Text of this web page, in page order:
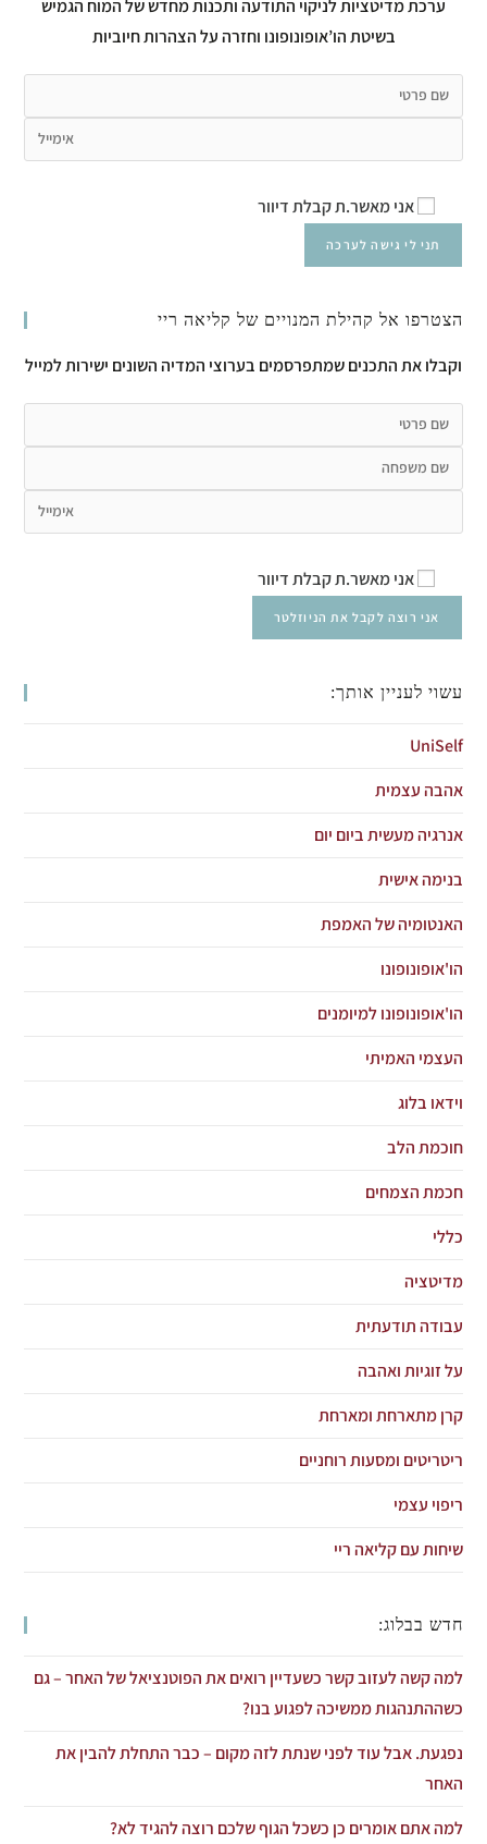
ערכת מדיטציות לניקוי התודעה ותכנות מחדש של המוח הגמיש
בשיטת הו’אופונופונו וחזרה על הצהרות חיוביות
אני מאשר.ת קבלת דיוור
הצטרפו אל קהילת המנויים של קליאה ריי
וקבלו את התכנים שמתפרסמים בערוצי המדיה השונים ישירות למייל
אני מאשר.ת קבלת דיוור
עשוי לעניין אותך:
UniSelf
אהבה עצמית
אנרגיה מעשית ביום יום
בנימה אישית
האנטומיה של האמפת
הו'אופונופונו
הו'אופונופונו למיומנים
העצמי האמיתי
וידאו בלוג
חוכמת הלב
חכמת הצמחים
כללי
מדיטציה
עבודה תודעתית
על זוגיות ואהבה
קרן מתארחת ומארחת
ריטריטים ומסעות רוחניים
ריפוי עצמי
שיחות עם קליאה ריי
חדש בבלוג:
למה קשה לעזוב קשר כשעדיין רואים את הפוטנציאל של האחר – גם
כשההתנהגות ממשיכה לפגוע בנו?
נפגעת. אבל עוד לפני שנתת לזה מקום – כבר התחלת להבין את
האחר
למה אתם אומרים כן כשכל הגוף שלכם רוצה להגיד לא?